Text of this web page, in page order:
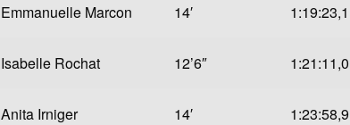
Emmanuelle Marcon 14′ 1:19:23,1
Isabelle Rochat 12’6″ 1:21:11,0
Anita Irniger 14′ 1:23:58,9